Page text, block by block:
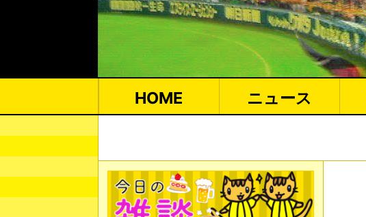
HOME ニュース